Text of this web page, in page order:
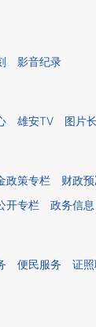
影音纪录
雄安TV 图片
政策专栏
财政
开专栏
政务信息
便民服务 证